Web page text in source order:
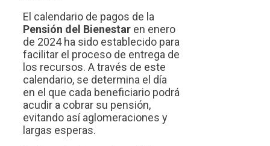
El calendario de pagos de la
Pensión del Bienestar en enero
de 2024 ha sido establecido para
facilitar el proceso de entrega de
los recursos. A través de este
calendario, se determina el día
en el que cada beneficiario podrá
acudir a cobrar su pensión,
evitando así aglomeraciones y
largas esperas.